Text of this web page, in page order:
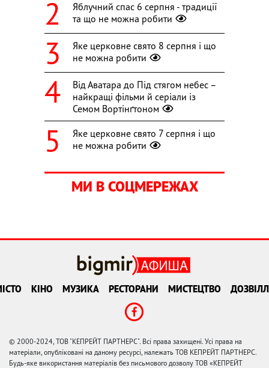
Яблучний спас 6 серпня - традиції
та що не можна робити
Яке церковне свято 8 серпня і що
не можна робити
Від Аватара до Під стягом небес –
найкращі фільми й серіали із
Семом Вортінґтоном
Яке церковне свято 7 серпня і що
не можна робити
МИ В СОЦМЕРЕЖАХ
КІНО МУЗИКА РЕСТОРАНИ МИСТЕЦТВО
© 2000-2024, ТОВ "КЕПРЕЙТ ПАРТНЕРС". Всі права захищені. Усі права на
матеріали, опубліковані на даному ресурсі, належать ТОВ КЕПРЕЙТ ПАРТНЕРС.
Будь-яке використання матеріалів без письмового дозволу ТОВ «КЕПРЕЙТ